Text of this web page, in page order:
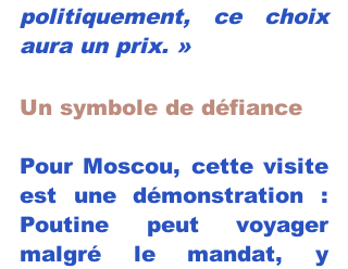
politiquement, ce choix
aura un prix. »
Un symbole de défiance
Pour Moscou, cette visite
est une démonstration :
Poutine peut voyager
malgré le mandat, y